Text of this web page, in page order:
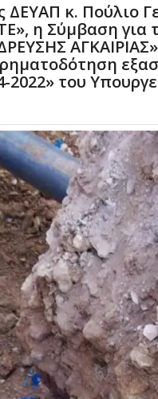
κ. Πούλιο
η Σύμβαση για
του